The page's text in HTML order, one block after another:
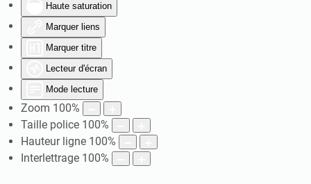
Haute saturation
Marquer liens
Marquer titre
Lecteur d'écran
Mode lecture
Zoom 100%
Taille police 100%
Hauteur ligne 100%
Interlettrage 100%